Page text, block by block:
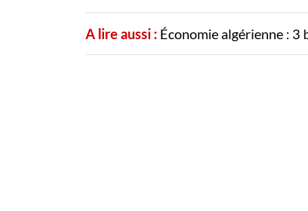
A lire aussi : Économie algérienne : 3